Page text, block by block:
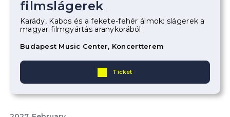
filmslágerek
Karády, Kabos és a fekete-fehér álmok: slágerek a
magyar filmgyártás aranykorából
Budapest Music Center, Koncertterem
Ticket